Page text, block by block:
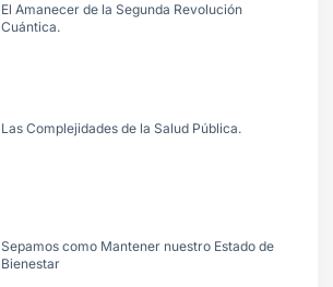
El Amanecer de la Segunda Revolución
Cuántica.
Las Complejidades de la Salud Pública.
Sepamos como Mantener nuestro Estado de
Bienestar